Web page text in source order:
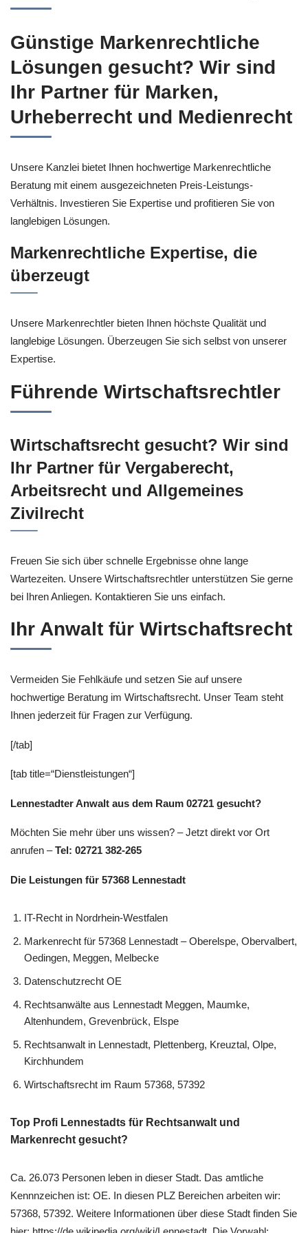
Günstige Markenrechtliche
Lösungen gesucht? Wir sind
Ihr Partner für Marken,
Urheberrecht und Medienrecht
Unsere Kanzlei bietet Ihnen hochwertige Markenrechtliche
Beratung mit einem ausgezeichneten Preis-Leistungs-
Verhältnis. Investieren Sie Expertise und profitieren Sie von
langlebigen Lösungen.
Markenrechtliche Expertise, die
überzeugt
Unsere Markenrechtler bieten Ihnen höchste Qualität und
langlebige Lösungen. Überzeugen Sie sich selbst von unserer
Expertise.
Führende Wirtschaftsrechtler
Wirtschaftsrecht gesucht? Wir sind
Ihr Partner für Vergaberecht,
Arbeitsrecht und Allgemeines
Zivilrecht
Freuen Sie sich über schnelle Ergebnisse ohne lange
Wartezeiten. Unsere Wirtschaftsrechtler unterstützen Sie gerne
bei Ihren Anliegen. Kontaktieren Sie uns einfach.
Ihr Anwalt für Wirtschaftsrecht
Vermeiden Sie Fehlkäufe und setzen Sie auf unsere
hochwertige Beratung im Wirtschaftsrecht. Unser Team steht
Ihnen jederzeit für Fragen zur Verfügung.
[/tab]
[tab title=“Dienstleistungen“]
Lennestadter Anwalt aus dem Raum 02721 gesucht?
Möchten Sie mehr über uns wissen? – Jetzt direkt vor Ort
anrufen –Tel: 02721 382-265
Die Leistungen für 57368 Lennestadt
IT-Recht in Nordrhein-Westfalen
Markenrecht für 57368 Lennestadt – Oberelspe, Obervalbert,
Oedingen, Meggen, Melbecke
Datenschutzrecht OE
Rechtsanwälte aus Lennestadt Meggen, Maumke,
Altenhundem, Grevenbrück, Elspe
Rechtsanwalt in Lennestadt, Plettenberg, Kreuztal, Olpe,
Kirchhundem
Wirtschaftsrecht im Raum 57368, 57392
Top Profi Lennestadts für Rechtsanwalt und
Markenrecht gesucht?
Ca. 26.073 Personen leben in dieser Stadt. Das amtliche
Kennnzeichen ist: OE. In diesen PLZ Bereichen arbeiten wir:
57368, 57392. Weitere Informationen über diese Stadt finden Sie